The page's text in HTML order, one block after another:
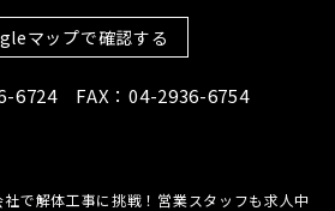
マップで確認する
6724 FAX：04-2936-6754
で解体工事に挑戦！営業スタッフも求人中